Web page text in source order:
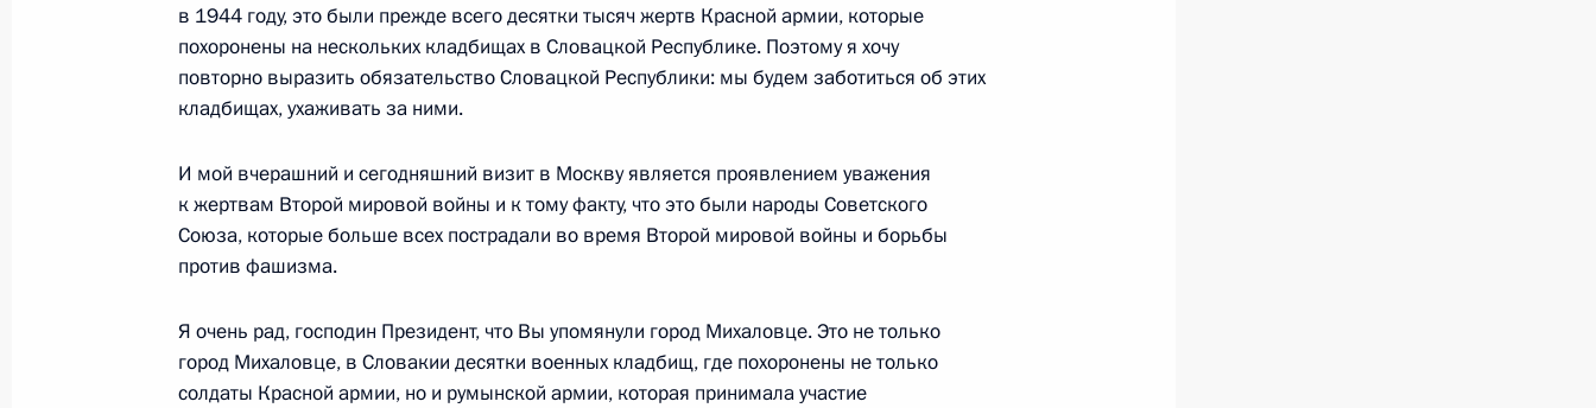
Встреча с Президентом Лаоса Тхонглуном Сисулитом
9 мая 2026 года, 16:45
Встреча с Верховным правителем Малайзии султаном
Ибрагимом
9 мая 2026 года, 15:40
8
Встреча с Премьер-министром Словакии Робертом Фицо
в 1944 году, это были прежде всего десятки тысяч жертв Красной армии, которые
похоронены на нескольких кладбищах в Словацкой Республике. Поэтому я хочу
повторно выразить обязательство Словацкой Республики: мы будем заботиться об этих
кладбищах, ухаживать за ними.
И мой вчерашний и сегодняшний визит в Москву является проявлением уважения
к жертвам Второй мировой войны и к тому факту, что это были народы Советского
Союза, которые больше всех пострадали во время Второй мировой войны и борьбы
против фашизма.
Я очень рад, господин Президент, что Вы упомянули город Михаловце. Это не только
город Михаловце, в Словакии десятки военных кладбищ, где похоронены не только
солдаты Красной армии, но и румынской армии, которая принимала участие